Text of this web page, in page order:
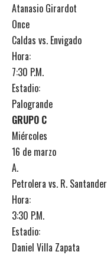
Atanasio Girardot
Once
Caldas vs. Envigado
Hora:
7:30 P.M.
Estadio:
Palogrande
GRUPO C
Miércoles
16 de marzo
A.
Petrolera vs. R. Santander
Hora:
3:30 P.M.
Estadio:
Daniel Villa Zapata